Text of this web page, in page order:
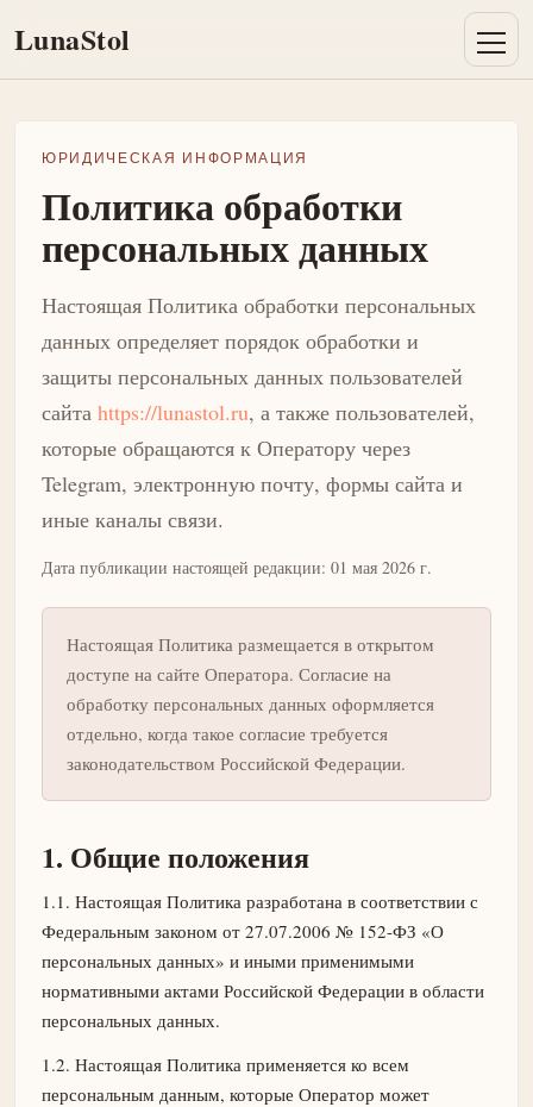
LunaStol
ЮРИДИЧЕСКАЯ ИНФОРМАЦИЯ
Политика обработки
персональных данных
Настоящая Политика обработки персональных
данных определяет порядок обработки и
защиты персональных данных пользователей
сайта https://lunastol.ru, а также пользователей,
которые обращаются к Оператору через
Telegram, электронную почту, формы сайта и
иные каналы связи.
Дата публикации настоящей редакции: 01 мая 2026 г.
Настоящая Политика размещается в открытом
доступе на сайте Оператора. Согласие на
обработку персональных данных оформляется
отдельно, когда такое согласие требуется
законодательством Российской Федерации.
1. Общие положения
1.1. Настоящая Политика разработана в соответствии с
Федеральным законом от 27.07.2006 № 152-ФЗ «О
персональных данных» и иными применимыми
нормативными актами Российской Федерации в области
персональных данных.
1.2. Настоящая Политика применяется ко всем
персональным данным, которые Оператор может